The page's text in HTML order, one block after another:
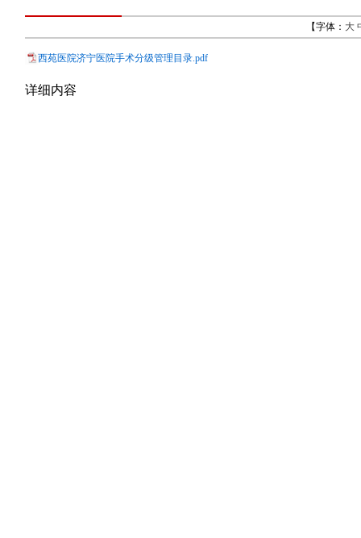
【字体： 大
西苑医院济宁医院手术分级管理目录.pdf
详细内容